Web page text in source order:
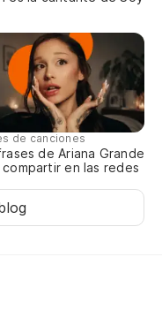
de canciones
de Ariana Grande
compartir en las redes